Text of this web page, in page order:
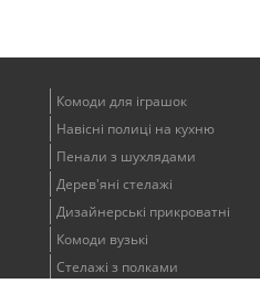
Комоди для іграшок
Навісні полиці на кухню
Пенали з шухлядами
Дерев'яні стелажі
Дизайнерські прикроватні
Комоди вузькі
Стелажі з полками